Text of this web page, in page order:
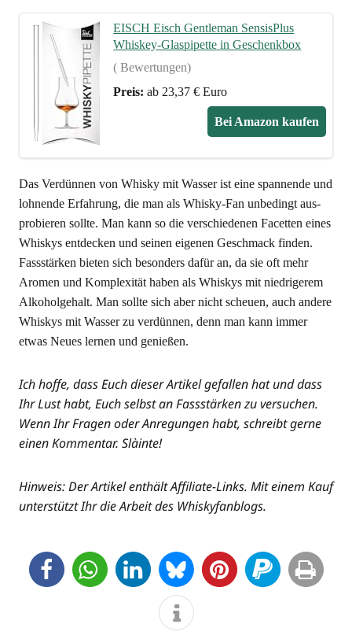
EISCH Eisch Gen­tle­man Sen­sis­Plus
Whis­key-Glas­pi­pet­te in Geschenkbox
( Bewertungen)
Preis: ab 23,37 € Euro
Bei Ama­zon kaufen
Das Ver­dün­nen von Whis­ky mit Was­ser ist eine span­nen­de und
loh­nen­de Erfah­rung, die man als Whis­ky-Fan unbe­dingt aus­
pro­bie­ren soll­te. Man kann so die ver­schie­de­nen Facet­ten eines
Whis­kys ent­de­cken und sei­nen eige­nen Geschmack fin­den.
Fass­stär­ken bie­ten sich beson­ders dafür an, da sie oft mehr
Aro­men und Kom­ple­xi­tät haben als Whis­kys mit nied­ri­ge­rem
Alko­hol­ge­halt. Man soll­te sich aber nicht scheu­en, auch ande­re
Whis­kys mit Was­ser zu ver­dün­nen, denn man kann immer
etwas Neu­es ler­nen und genießen.
Ich hof­fe, dass Euch die­ser Arti­kel gefal­len hat und dass
Ihr Lust habt, Euch selbst an Fass­stär­ken zu ver­su­chen.
Wenn Ihr Fra­gen oder Anre­gun­gen habt, schreibt ger­ne
einen Kom­men­tar. Slàinte!
Hin­weis: Der Arti­kel ent­hält Affi­lia­te-Links. Mit einem Kauf
unter­stützt Ihr die Arbeit des Whiskyfanblogs.
2